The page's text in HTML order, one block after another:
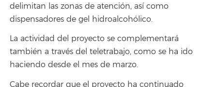
delimitan las zonas de atención, así como
dispensadores de gel hidroalcohólico.
La actividad del proyecto se complementará
también a través del teletrabajo, como se ha ido
haciendo desde el mes de marzo.
Cabe recordar que el proyecto ha continuado